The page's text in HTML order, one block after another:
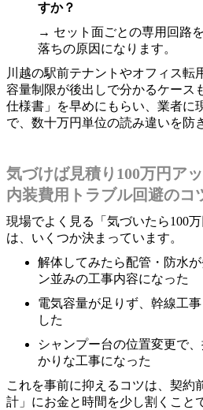
すか？
→ セット面ごとの専用回路
落ちの原因になります。
川越の駅前テナントやオフィス転
容量制限が後出しで分かるケース
仕様書」を早めにもらい、業者に
で、数十万円単位の読み違いを防
気づけば見積り100万円ア
内装費用トラブル回避のコ
現場でよく見る「気づいたら100
は、いくつか決まっています。
解体してみたら配管・防水
ン並みの工事内容になった
電気容量が足りず、幹線工
した
シャンプー台の位置変更で
かりな工事になった
これを事前に抑えるコツは、契約
計」にお金と時間を少し割くこと